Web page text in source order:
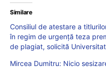
Similare
Consiliul de atestare a
în regim de urgență teza
de plagiat, solicită
Mircea Dumitru: Nicio